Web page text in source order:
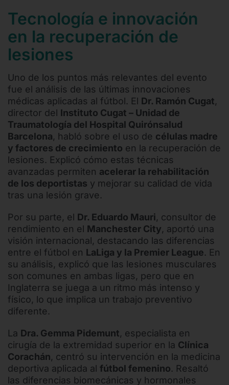
Tecnología e innovación
en la recuperación de
lesiones
Uno de los puntos más relevantes del evento
fue el análisis de las últimas innovaciones
médicas aplicadas al fútbol. El Dr. Ramón Cugat,
director del Instituto Cugat – Unidad de
Traumatología del Hospital Quirónsalud
Barcelona, habló sobre el uso de células madre
y factores de crecimiento en la recuperación de
lesiones. Explicó cómo estas técnicas
avanzadas permiten acelerar la rehabilitación
de los deportistas y mejorar su calidad de vida
tras una lesión grave.
Por su parte, el Dr. Eduardo Mauri, consultor de
rendimiento en el Manchester City, aportó una
visión internacional, destacando las diferencias
entre el fútbol en LaLiga y la Premier League. En
su análisis, explicó que las lesiones musculares
son comunes en ambas ligas, pero que en
Inglaterra se juega a un ritmo más intenso y
físico, lo que implica un trabajo preventivo
diferente.
La Dra. Gemma Pidemunt, especialista en
cirugía de la extremidad superior en la Clínica
Corachán, centró su intervención en la medicina
deportiva aplicada al fútbol femenino. Resaltó
las diferencias biomecánicas y hormonales